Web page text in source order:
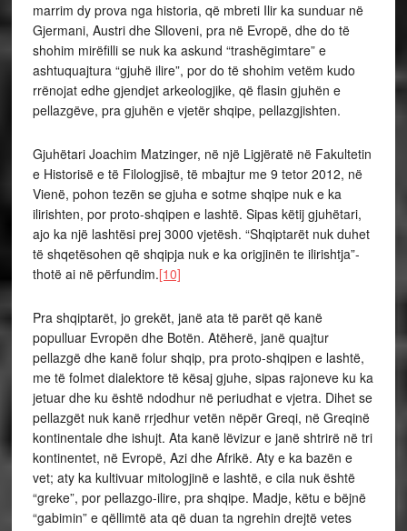
marrim dy prova nga historia, që mbreti Ilir ka sunduar në
Gjermani, Austri dhe Slloveni, pra në Evropë, dhe do të
shohim mirëfilli se nuk ka askund “trashëgimtare” e
ashtuquajtura “gjuhë ilire”, por do të shohim vetëm kudo
rrënojat edhe gjendjet arkeologjike, që flasin gjuhën e
pellazgëve, pra gjuhën e vjetër shqipe, pellazgjishten.
Gjuhëtari Joachim Matzinger, në një Ligjëratë në Fakultetin
e Historisë e të Filologjisë, të mbajtur me 9 tetor 2012, në
Vienë, pohon tezën se gjuha e sotme shqipe nuk e ka
ilirishten, por proto-shqipen e lashtë. Sipas këtij gjuhëtari,
ajo ka një lashtësi prej 3000 vjetësh. “Shqiptarët nuk duhet
të shqetësohen që shqipja nuk e ka origjinën te ilirishtja”-
thotë ai në përfundim.[10]
Pra shqiptarët, jo grekët, janë ata të parët që kanë
populluar Evropën dhe Botën. Atëherë, janë quajtur
pellazgë dhe kanë folur shqip, pra proto-shqipen e lashtë,
me të folmet dialektore të kësaj gjuhe, sipas rajoneve ku ka
jetuar dhe ku është ndodhur në periudhat e vjetra. Dihet se
pellazgët nuk kanë rrjedhur vetën nëpër Greqi, në Greqinë
kontinentale dhe ishujt. Ata kanë lëvizur e janë shtrirë në tri
kontinentet, në Evropë, Azi dhe Afrikë. Aty e ka bazën e
vet; aty ka kultivuar mitologjinë e lashtë, e cila nuk është
“greke”, por pellazgo-ilire, pra shqipe. Madje, këtu e bëjnë
“gabimin” e qëllimtë ata që duan ta ngrehin drejtë vetes